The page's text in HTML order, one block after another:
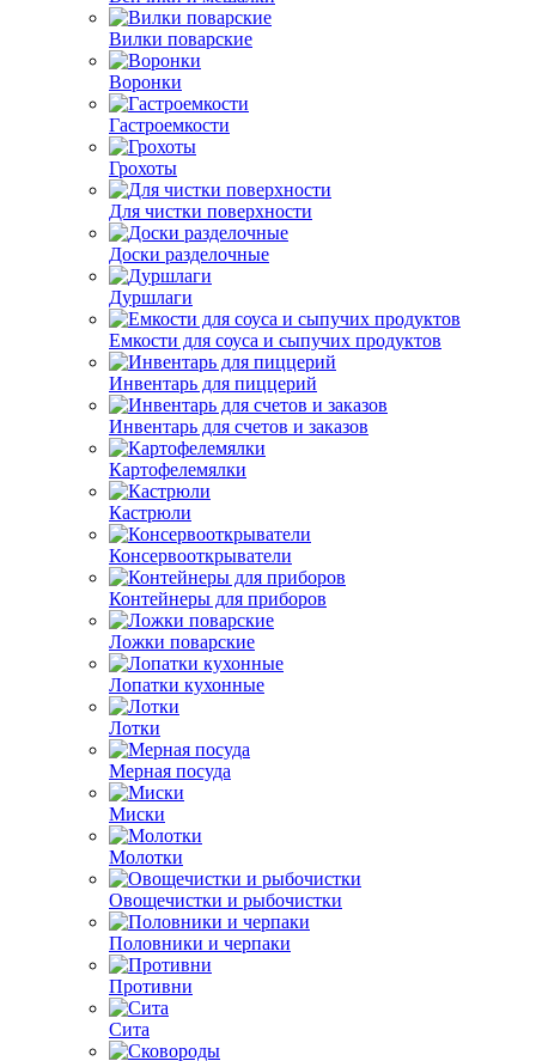
Вилки поварские
Воронки
Гастроемкости
Грохоты
Для чистки поверхности
Доски разделочные
Дуршлаги
Емкости для соуса и сыпучих продуктов
Инвентарь для пиццерий
Инвентарь для счетов и заказов
Картофелемялки
Кастрюли
Консервооткрыватели
Контейнеры для приборов
Ложки поварские
Лопатки кухонные
Лотки
Мерная посуда
Миски
Молотки
Овощечистки и рыбочистки
Половники и черпаки
Противни
Сита